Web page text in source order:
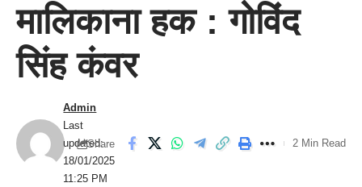
मालिकाना हक : गोविंद
सिंह कंवर
Last
updated:
18/01/2025
11:25 PM
Admin
Share 2 Min Read